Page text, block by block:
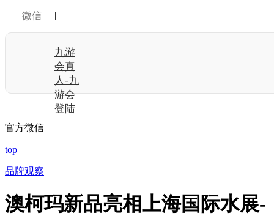
| | 微信 | |
九游
会真
人-九
游会
登陆
官方微信
top
品牌观察
澳柯玛新品亮相上海国际水展-